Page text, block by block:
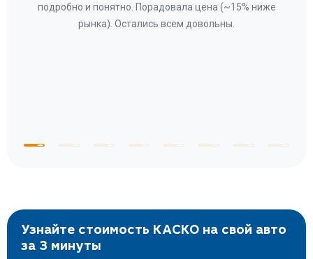
подробно и понятно. Порадовала цена (~15% ниже
рынка). Остались всем довольны.
Узнайте стоимость КАСКО на свой авто
за 3 минуты